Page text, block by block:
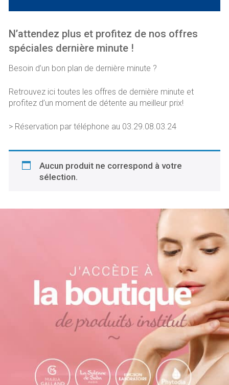
N’attendez plus et profitez de nos offres
spéciales dernière minute !
Besoin d’un bon plan de dernière minute ?
Retrouvez ici toutes les offres de dernière minute et
profitez d’un moment de détente au meilleur prix!
> Réservation par téléphone au 03.29.08.03.24
Aucun produit ne correspond à votre
sélection.